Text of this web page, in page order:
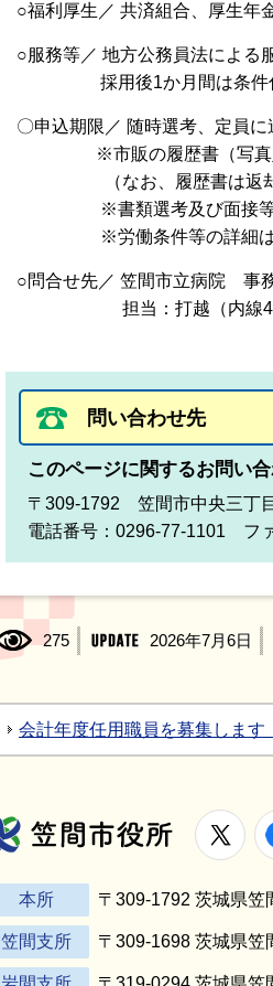
○福利厚生／ 共済組合、厚生年
○服務等／ 地方公務員法による
採用後1か月間は条件付
〇申込期限／ 随時選考、定員に
※市販の履歴書（写真貼付
（なお、履歴書は返却し
※書類選考及び面接等で
※労働条件等の詳細はハロ
○問合せ先／ 笠間市立病院
担当：打越（内線
問い合わせ先
このページに関するお問い
〒309-1792 笠間市中央三丁
電話番号：0296-77-1101 フ
275 2026年7月6日
会計年度任用職員を募集します
笠間市役
X
本所 〒309-1792 茨城県笠
笠間支所 〒309-1698 茨城県笠